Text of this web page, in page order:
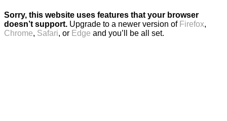
Sorry, this website uses features that your browser
doesn’t support. Upgrade to a newer version of Firefox,
Chrome, Safari, or Edge and you’ll be all set.